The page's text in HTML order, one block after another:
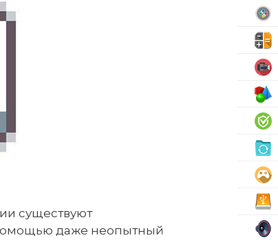
существуют
даже неопытный